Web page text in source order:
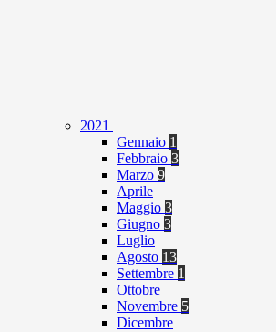
2021
Gennaio 1
Febbraio 3
Marzo 9
Aprile
Maggio 3
Giugno 3
Luglio
Agosto 13
Settembre 1
Ottobre
Novembre 5
Dicembre